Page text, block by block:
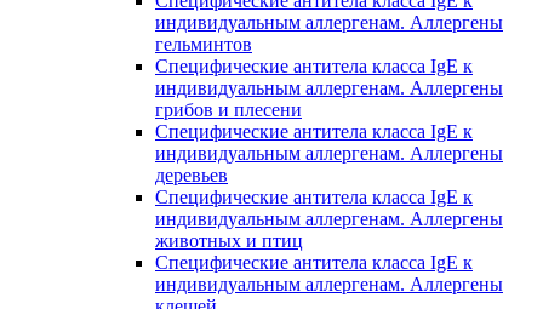
индивидуальным аллергенам. Аллергены
гельминтов
Специфические антитела класса IgE к
индивидуальным аллергенам. Аллергены
грибов и плесени
Специфические антитела класса IgE к
индивидуальным аллергенам. Аллергены
деревьев
Специфические антитела класса IgE к
индивидуальным аллергенам. Аллергены
животных и птиц
Специфические антитела класса IgE к
индивидуальным аллергенам. Аллергены